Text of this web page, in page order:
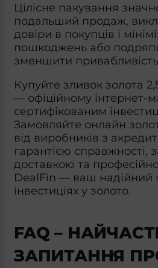
Цілісне пакування
подальший продаж,
довіри в покупців і
пошкоджень або
зменшити
Купуйте зливок золота
— офіційному інтернет-
сертифікованим
Замовляйте онлайн
від виробників з
гарантією справжності,
доставкою та
DealFin — ваш надійний
інвестиціях у золото.
FAQ –
ЗАПИТАННЯ